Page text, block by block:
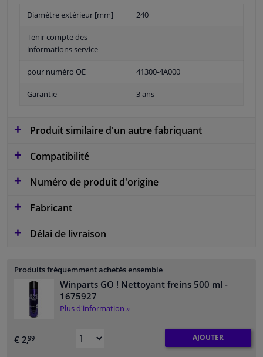
Diamètre extérieur [mm] 240
Tenir compte des
informations service
pour numéro OE 41300-4A000
Garantie 3 ans
Produit similaire d'un autre fabriquant
Compatibilité
Numéro de produit d'origine
Fabricant
Délai de livraison
Produits fréquemment achetés ensemble
Winparts GO ! Nettoyant freins 500 ml -
1675927
Plus d'information »
€ 2,99 AJOUTER